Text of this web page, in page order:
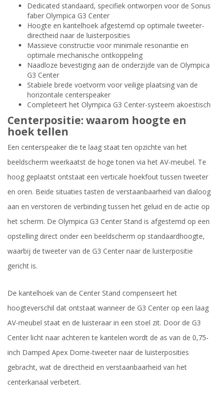
Dedicated standaard, specifiek ontworpen voor de Sonus
faber Olympica G3 Center
Hoogte en kantelhoek afgestemd op optimale tweeter-
directheid naar de luisterposities
Massieve constructie voor minimale resonantie en
optimale mechanische ontkoppeling
Naadloze bevestiging aan de onderzijde van de Olympica
G3 Center
Stabiele brede voetvorm voor veilige plaatsing van de
horizontale centerspeaker
Completeert het Olympica G3 Center-systeem akoestisch
Centerpositie: waarom hoogte en
hoek tellen
Een centerspeaker die te laag staat ten opzichte van het
beeldscherm weerkaatst de hoge tonen via het AV-meubel. Te
hoog geplaatst ontstaat een verticale hoekfout tussen tweeter
en oren. Beide situaties tasten de verstaanbaarheid van dialoog
aan en verstoren de verbinding tussen het geluid en de actie op
het scherm. De Olympica G3 Center Stand is afgestemd op een
opstelling direct onder een beeldscherm op standaardhoogte,
waarbij de tweeter van de G3 Center naar de luisterpositie
gericht is.
De kantelhoek van de Center Stand compenseert het
hoogteverschil dat ontstaat wanneer de G3 Center op een laag
AV-meubel staat en de luisteraar in een stoel zit. Door de G3
Center licht naar achteren te kantelen wordt de as van de 0,75-
inch Damped Apex Dome-tweeter naar de luisterposities
gebracht, wat de directheid en verstaanbaarheid van het
centerkanaal verbetert.